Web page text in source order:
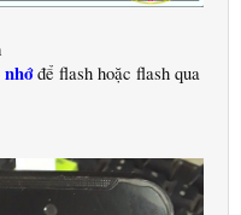
để flash hoặc flash qua